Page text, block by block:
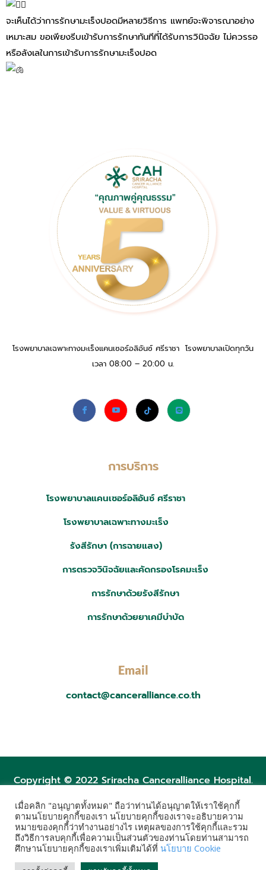
จะเห็นได้ว่าการรักษามะเร็งปอดมีหลายวิธีการ แพทย์จะพิจารณาอย่าง
เหมาะสม ขอเพียงรีบเข้ารับการรักษาทันทีที่ได้รับการวินิจฉัย ไม่ควรรอ
หรือลังเลในการเข้ารับการรักษามะเร็งปอด
โรงพยาบาลเฉพาะทางมะเร็งแคนเซอร์อลิอันซ์ ศรีราชา โรงพยาบาลเปิดทุกวัน
เวลา 08:00 – 20:00 น.
การบริการ
โรงพยาบาลแคนเซอร์อลิอันซ์ ศรีราชา
โรงพยาบาลเฉพาะทางมะเร็ง
รังสีรักษา (การฉายแสง)
การตรวจวินิจฉัยและคัดกรองโรคมะเร็ง
การรักษาด้วยรังสีรักษา
การรักษาด้วยยาเคมีบำบัด
Email
contact@canceralliance.co.th
Copyright © 2022 Sriracha Canceralliance Hospital.
Post Views: 10,853
เมื่อคลิก "อนุญาตทั้งหมด" ถือว่าท่านได้อนุญาตให้เราใช้คุกกี้
ตามนโยบายคุกกี้ของเรา นโยบายคุกกี้ของเราจะอธิบายความ
หมายของคุกกี้ว่าทำงานอย่างไร เหตุผลของการใช้คุกกี้และรวม
ถึงวิธีการลบคุกกี้เพื่อความเป็นส่วนตัวของท่านโดยท่านสามารถ
ศึกษานโยบายคุกกี้ของเราเพิ่มเติมได้ที่ นโยบาย Cookie